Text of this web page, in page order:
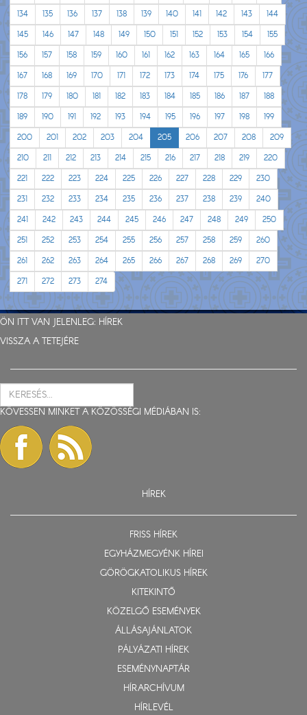
134
135 136 137 138 139 140 141 142 143
144
145
146 147 148 149 150 151 152 153 154
155
156
157 158 159 160 161 162 163 164 165
166
167
168 169 170 171 172 173 174 175 176
177
178
179 180 181 182 183 184 185 186 187
188
189
190 191 192 193 194 195 196 197 198
199
200
201 202 203 204 205 206 207 208
209
210
211 212 213 214 215 216 217 218 219
220
221
222 223 224 225 226 227 228 229
230
231
232 233 234 235 236 237 238 239
240
241
242 243 244 245 246 247 248 249
250
251
252 253 254 255 256 257 258 259
260
261
262 263 264 265 266 267 268 269
270
271
272 273 274
ÖN ITT VAN JELENLEG: HÍREK
VISSZA A TETEJÉRE
KÖVESSEN MINKET A KÖZÖSSÉGI MÉDIÁBAN IS:
HÍREK
FRISS HÍREK
EGYHÁZMEGYÉNK HÍREI
GÖRÖGKATOLIKUS HÍREK
KITEKINTŐ
KÖZELGŐ ESEMÉNYEK
ÁLLÁSAJÁNLATOK
PÁLYÁZATI HÍREK
ESEMÉNYNAPTÁR
HÍRARCHÍVUM
HÍRLEVÉL